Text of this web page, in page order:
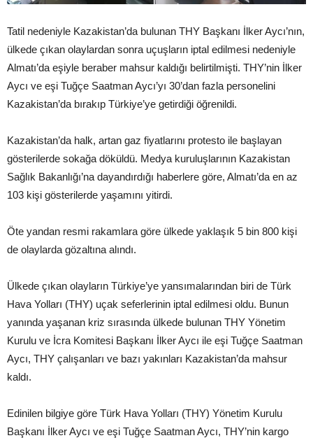
Tatil nedeniyle Kazakistan’da bulunan THY Başkanı İlker Aycı’nın,
ülkede çıkan olaylardan sonra uçuşların iptal edilmesi nedeniyle
Almatı’da eşiyle beraber mahsur kaldığı belirtilmişti. THY’nin İlker
Aycı ve eşi Tuğçe Saatman Aycı’yı 30’dan fazla personelini
Kazakistan’da bırakıp Türkiye’ye getirdiği öğrenildi.
Kazakistan’da halk, artan gaz fiyatlarını protesto ile başlayan
gösterilerde sokağa döküldü. Medya kuruluşlarının Kazakistan
Sağlık Bakanlığı’na dayandırdığı haberlere göre, Almatı’da en az
103 kişi gösterilerde yaşamını yitirdi.
Öte yandan resmi rakamlara göre ülkede yaklaşık 5 bin 800 kişi
de olaylarda gözaltına alındı.
Ülkede çıkan olayların Türkiye’ye yansımalarından biri de Türk
Hava Yolları (THY) uçak seferlerinin iptal edilmesi oldu. Bunun
yanında yaşanan kriz sırasında ülkede bulunan THY Yönetim
Kurulu ve İcra Komitesi Başkanı İlker Aycı ile eşi Tuğçe Saatman
Aycı, THY çalışanları ve bazı yakınları Kazakistan’da mahsur
kaldı.
Edinilen bilgiye göre Türk Hava Yolları (THY) Yönetim Kurulu
Başkanı İlker Aycı ve eşi Tuğçe Saatman Aycı, THY’nin kargo